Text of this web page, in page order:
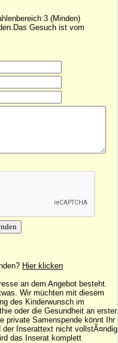
3 (Minden)
Gesuch ist vom
Hier klicken
an dem Angebot besteht.
Wir müchten mit diesem
des Kinderwunsch im
oder die Gesundheit an erster
private Samenspende könnt Ihr
der Inserattext nicht vollstÃ¤ndig
das Inserat komplett